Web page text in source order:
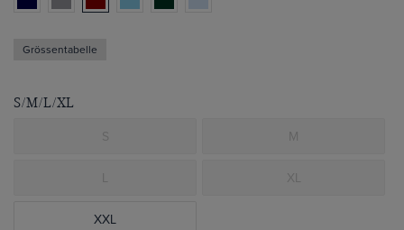
Grössentabelle
S/M/L/XL
S M
L XL
XXL